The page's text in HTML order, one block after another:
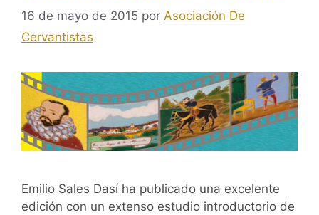
16 de mayo de 2015 por Asociación De
Cervantistas
Emilio Sales Dasí ha publicado una excelente
edición con un extenso estudio introductorio de